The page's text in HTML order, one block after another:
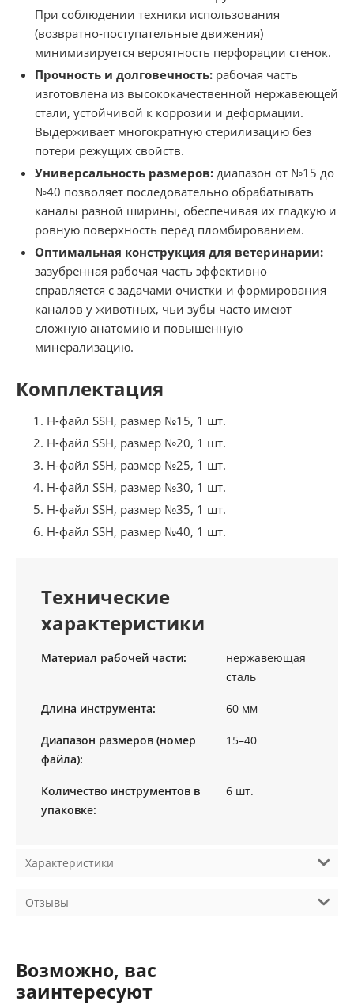
При соблюдении техники использования
(возвратно‑поступательные движения)
минимизируется вероятность перфорации стенок.
Прочность и долговечность: рабочая часть
изготовлена из высококачественной нержавеющей
стали, устойчивой к коррозии и деформации.
Выдерживает многократную стерилизацию без
потери режущих свойств.
Универсальность размеров: диапазон от №15 до
№40 позволяет последовательно обрабатывать
каналы разной ширины, обеспечивая их гладкую и
ровную поверхность перед пломбированием.
Оптимальная конструкция для ветеринарии:
зазубренная рабочая часть эффективно
справляется с задачами очистки и формирования
каналов у животных, чьи зубы часто имеют
сложную анатомию и повышенную
минерализацию.
Комплектация
H-файл SSH, размер №15, 1 шт.
H-файл SSH, размер №20, 1 шт.
H-файл SSH, размер №25, 1 шт.
H-файл SSH, размер №30, 1 шт.
H-файл SSH, размер №35, 1 шт.
H-файл SSH, размер №40, 1 шт.
Технические
характеристики
Материал рабочей части:
нержавеющая
сталь
Длина инструмента: 60 мм
Диапазон размеров (номер
файла):
15–40
Количество инструментов в
упаковке:
6 шт.
Характеристики
Отзывы
Возможно, вас
заинтересуют